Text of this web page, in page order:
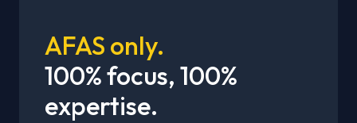
AFAS only.
100% focus, 100%
expertise.